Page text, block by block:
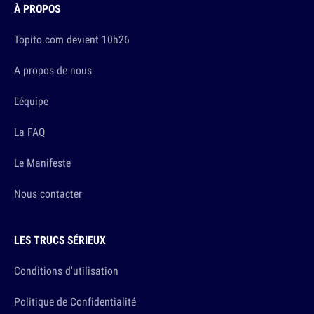
À PROPOS
Topito.com devient 10h26
A propos de nous
L'équipe
La FAQ
Le Manifeste
Nous contacter
LES TRUCS SÉRIEUX
Conditions d'utilisation
Politique de Confidentialité